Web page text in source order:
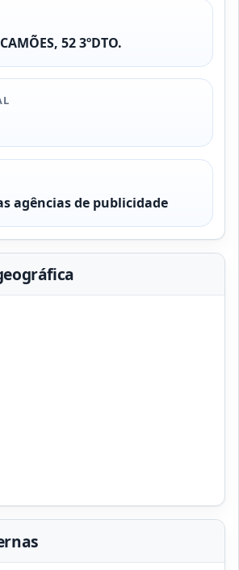
52 3ºDTO.
agências de publicidade